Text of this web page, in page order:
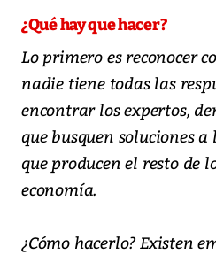
¿Qué hay que hacer?
Lo primero es reconocer
nadie tiene todas las
encontrar los expertos,
que busquen soluciones
que producen el resto de
economía.
¿Cómo hacerlo? Existen